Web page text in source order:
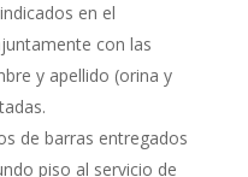
en el
con las
y apellido (orina y
de barras entregados
piso al servicio de